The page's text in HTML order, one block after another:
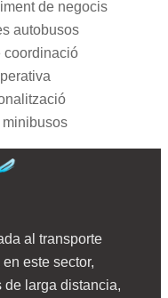
de negocis
autobusos
coordinació
minibusos
al transporte
este sector,
de larga distancia,